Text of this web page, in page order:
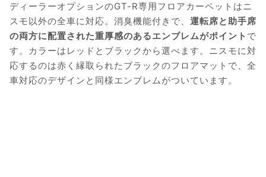
ディーラーオプションのGT-R専用フロアカーペットはニ
スモ以外の全車に対応。消臭機能付きで、 運転席と助手席
の両方に配置された重厚感のあるエンブレムがポイント で
す。カラーはレッドとブラックから選べます。ニスモに対
応するのは赤く縁取られたブラックのフロアマットで、全
車対応のデザインと同様エンブレムがついています。